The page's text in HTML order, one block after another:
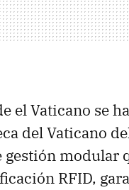
el Vaticano se
del Vaticano
gestión
RFID,